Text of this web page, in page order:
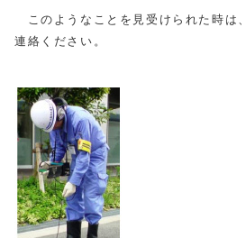
このようなことを見受けられた時は、
連絡ください。